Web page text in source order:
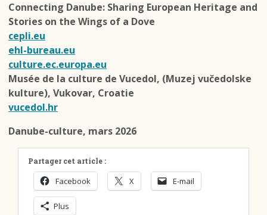
Connecting Danube: Sharing European Heritage and
Stories on the Wings of a Dove
cepli.eu
ehl-bureau.eu
culture.ec.europa.eu
Musée de la culture de Vucedol, (Muzej vučedolske
kulture), Vukovar, Croatie
vucedol.hr
Danube-culture, mars 2026
Partager cet article :
Facebook X E-mail
Plus